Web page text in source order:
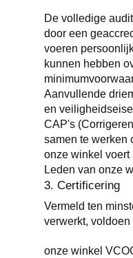
De volledige
door een
voeren
kunnen hebben
Aanvullende
en
CAP's
samen te werken
onze winkel voert
Leden van onze
3. Certificering
Vermeld ten
verwerkt,
onze winkel